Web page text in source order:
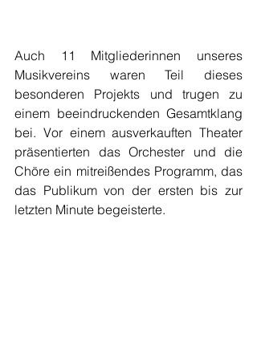
Auch 11 Mitgliederinnen unseres
Musikvereins waren Teil dieses
besonderen Projekts und trugen zu
einem beeindruckenden Gesamtklang
bei. Vor einem ausverkauften Theater
präsentierten das Orchester und die
Chöre ein mitreißendes Programm, das
das Publikum von der ersten bis zur
letzten Minute begeisterte.